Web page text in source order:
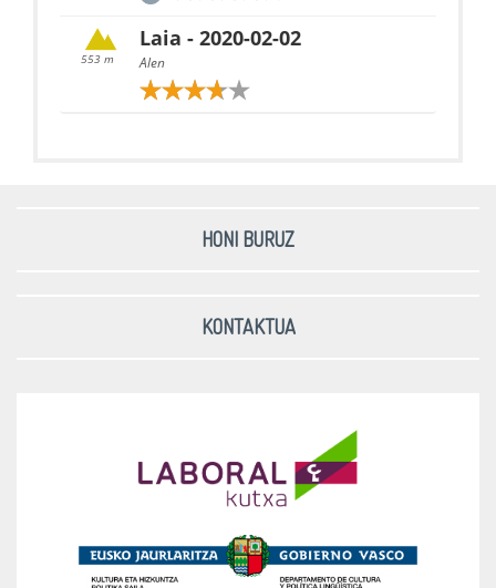
553 m
Laia - 2020-02-02
Alen
HONI BURUZ
KONTAKTUA